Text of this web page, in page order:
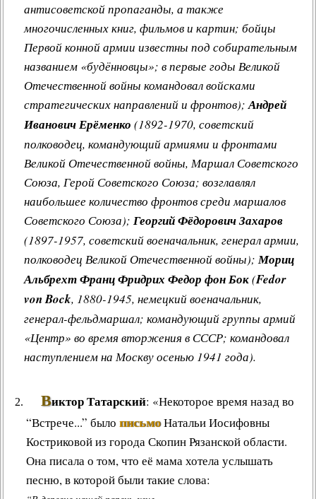
антисоветской пропаганды, а также
многочисленных книг, фильмов и картин; бойцы
Первой конной армии известны под собирательным
названием «будённовцы»; в первые годы Великой
Отечественной войны командовал войсками
стратегических направлений и фронтов);Андрей
Иванович Ерёменко (1892-1970, советский
полководец, командующий армиями и фронтами
Великой Отечественной войны, Маршал Советского
Союза, Герой Советского Союза; возглавлял
наибольшее количество фронтов среди маршалов
Советского Союза); Георгий Фёдорович Захаров
(1897-1957, советский военачальник, генерал армии,
полководец Великой Отечественной войны);Мориц
Альбрехт Франц Фридрих Федор фон Бок(Fedor
von Bock, 1880-1945, немецкий военачальник,
генерал-фельдмаршал; командующий группы армий
«Центр» во время вторжения в СССР; командовал
наступлением на Москву осенью 1941 года).
Виктор Татарский: «Некоторое время назад во
“Встрече...” было письмоНатальи Иосифовны
Костриковой из города Скопин Рязанской области.
Она писала о том, что её мама хотела услышать
песню, в которой были такие слова: